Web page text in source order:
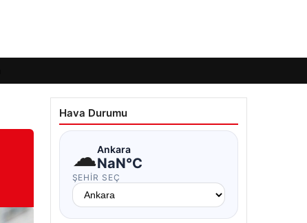
Hava Durumu
☁Ankara
NaN°C
ŞEHIR SEÇ